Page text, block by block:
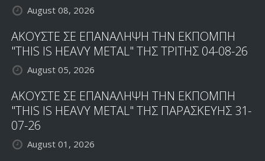
August 08, 2026
ΑΚΟΥΣΤΕ ΣΕ ΕΠΑΝΑΛΗΨΗ ΤΗΝ ΕΚΠΟΜΠΗ
"THIS IS HEAVY METAL" ΤΗΣ ΤΡΙΤΗΣ 04-08-26
August 05, 2026
ΑΚΟΥΣΤΕ ΣΕ ΕΠΑΝΑΛΗΨΗ ΤΗΝ ΕΚΠΟΜΠΗ
"THIS IS HEAVY METAL" ΤΗΣ ΠΑΡΑΣΚΕΥΗΣ 31-
07-26
August 01, 2026